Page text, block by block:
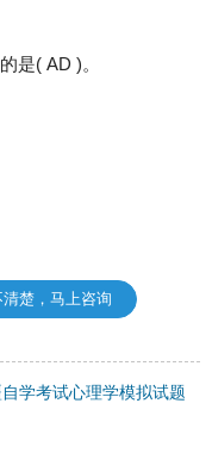
( AD )。
清楚，马上咨询
学考试心理学模拟试题